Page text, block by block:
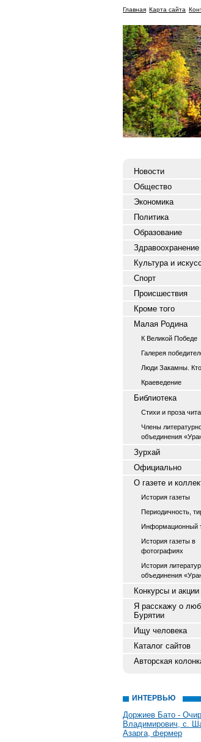
Главная Карта сайта
Новости
Общество
Экономика
Политика
Образование
Здравоохранение
Культура и
Спорт
Происшествия
Кроме того
Малая Родина
К Великой Победе
Галерея
Люди Закамны. Кто
Краеведение
Библиотека
Стихи и проза
Члены
объединения
Зурхай
Официально
О газете и
История газеты
Периодичность,
Информационный
История газеты в
фотографиях
История
объединения
Конкурсы и акции
Я расскажу о
Бурятии
Ищу человека
Каталог сайтов
Авторская
ИНТЕРВЬЮ
Доржиев Бато - Очир
Владимирович, с.
Азарга, фермер